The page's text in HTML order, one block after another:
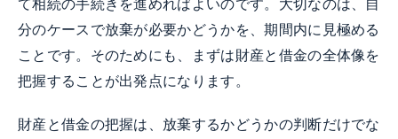
て相続の手続きを進めればよいのです。大切なのは、自
分のケースで放棄が必要かどうかを、期間内に見極める
ことです。そのためにも、まずは財産と借金の全体像を
把握することが出発点になります。
財産と借金の把握は、放棄するかどうかの判断だけでな